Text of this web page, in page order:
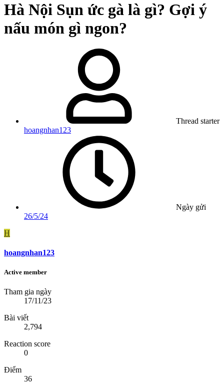
Hà Nội Sụn ức gà là gì? Gợi ý
nấu món gì ngon?
Thread starter
hoangnhan123
Ngày gửi
26/5/24
H
hoangnhan123
Active member
Tham gia ngày
17/11/23
Bài viết
2,794
Reaction score
0
Điểm
36